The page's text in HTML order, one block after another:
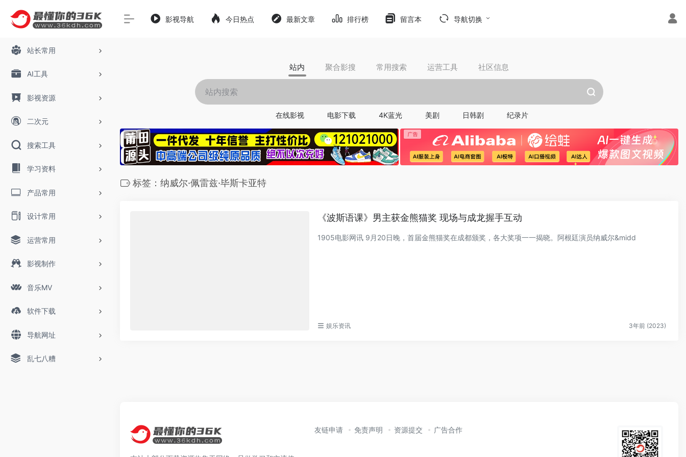
站长常用
AI工具
影视资源
二次元
搜索工具
学习资料
产品常用
设计常用
运营常用
影视制作
音乐MV
软件下载
导航网址
乱七八糟
影视导航 今日热点 最新文章 排行榜 留言本 导航切换
站内 聚合影搜 常用搜索 运营工具 社区信息
在线影视 电影下载 4K蓝光 美剧 日韩剧 纪录片
标签：纳威尔·佩雷兹·毕斯卡亚特
《波斯语课》男主获金熊猫奖 现场与成龙握手互动
1905电影网讯 9月20日晚，首届金熊猫奖在成都颁奖，各大奖项一一揭晓。阿根廷演员纳威尔&midd
娱乐资讯 3年前 (2023)
友链申请 免责声明 资源提交 广告合作